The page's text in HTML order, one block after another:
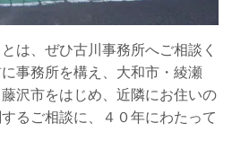
は、ぜひ古川事務所へご相談く
事務所を構え、大和市・綾瀬
沢市をはじめ、近隣にお住いの
るご相談に、４０年にわたって